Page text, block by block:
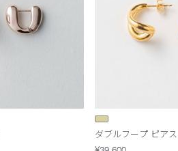
ダブルフープ ピアス